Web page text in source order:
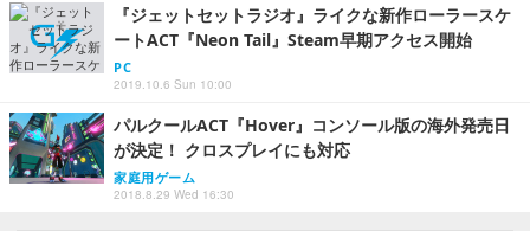
『ジェットセットラジオ』ライクな新作ローラースケ
ートACT『Neon Tail』Steam早期アクセス開始
PC
2019.10.6 Sun 10:00
パルクールACT『Hover』コンソール版の海外発売日
が決定！ クロスプレイにも対応
家庭用ゲーム
2018.8.29 Wed 16:30